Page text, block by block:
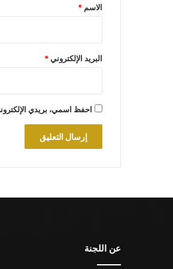
*
الاسم *
البريد الإلكتروني*
احفظ اسمي، بريدي
عن اللجنة